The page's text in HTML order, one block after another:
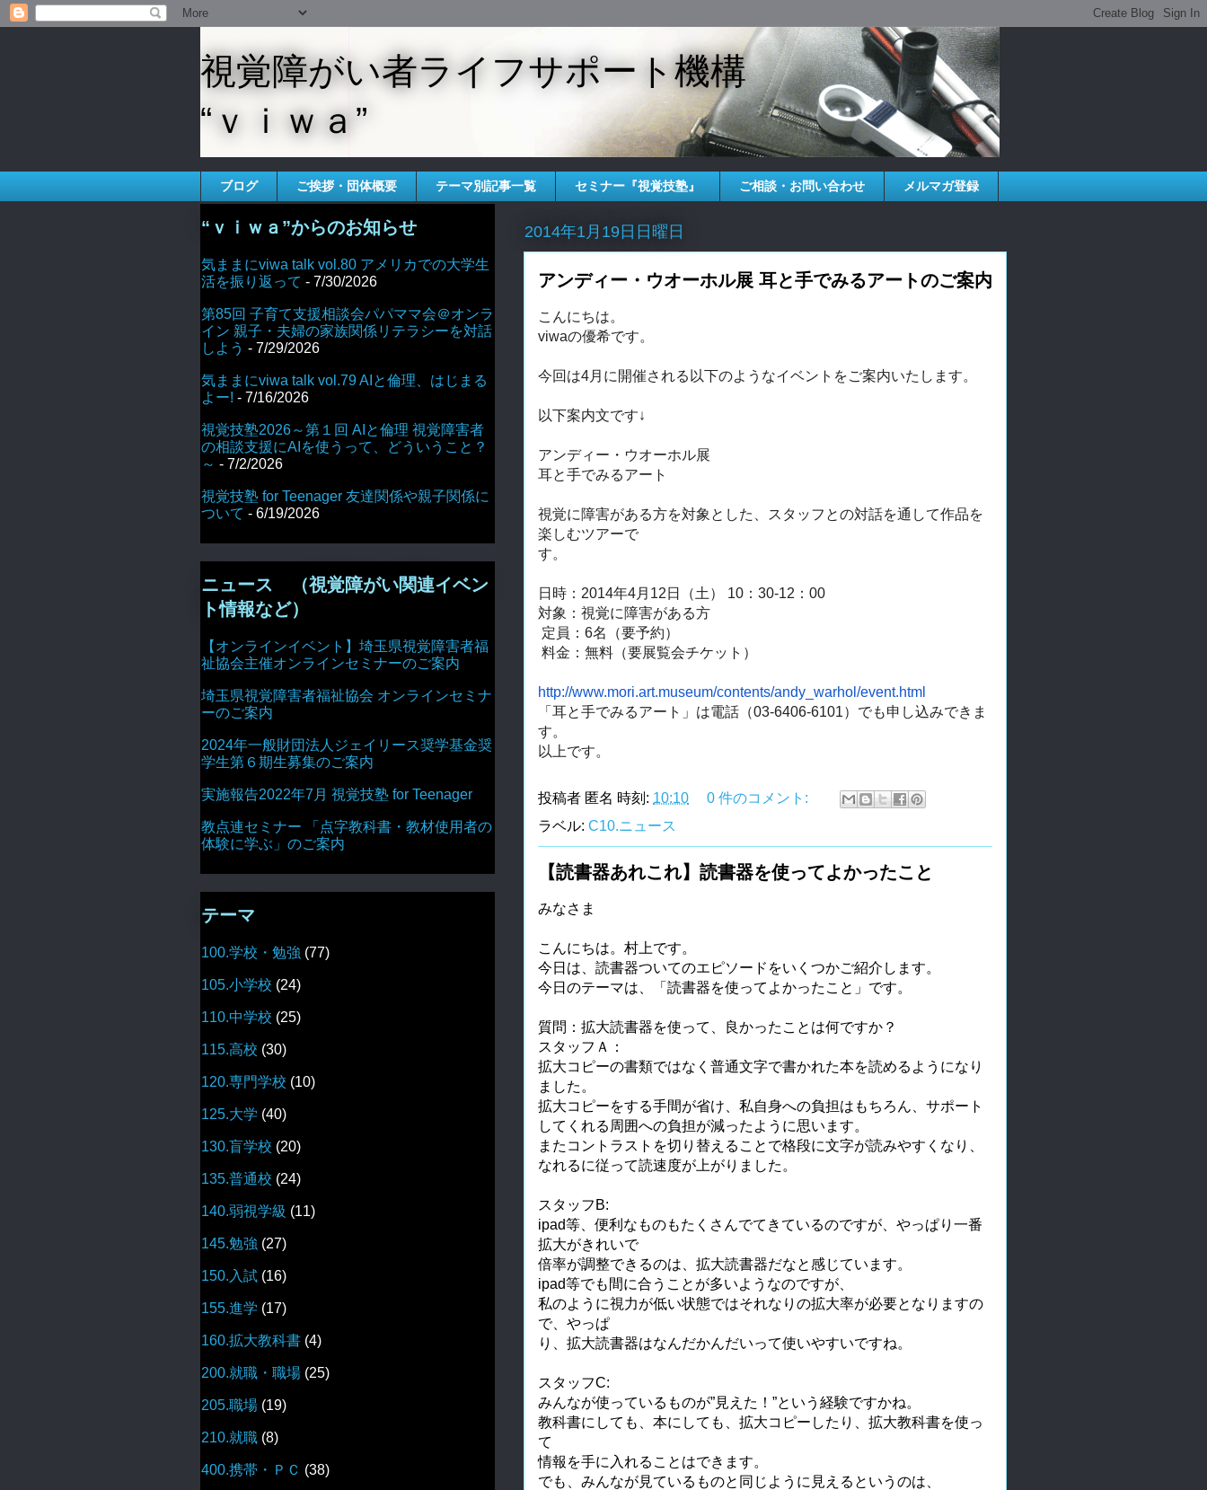
視覚障がい者ライフサポート機構
“ｖｉｗａ”
ブログ ご挨拶・団体概要 テーマ別記事一覧 セミナー『視覚技塾』 ご相談・お問い合わせ メルマガ登録
2014年1月19日日曜日
アンディー・ウオーホル展 耳と手でみるアートのご案内
こんにちは。
viwaの優希です。
今回は4月に開催される以下のようなイベントをご案内いたします。
以下案内文です↓
アンディー・ウオーホル展
耳と手でみるアート
視覚に障害がある方を対象とした、
スタッフとの対話を通して作品を
楽しむツアーで
す。
日時：2014年4月12日（土） 10：30-12：00
対象：視覚に障害がある方
定員：6名（要予約）
料金：無料（要展覧会チケット）
http://www.mori.art.museum/contents/andy_warhol/event.html
「耳と手でみるアート」は電話（03-6406-6101） でも申し込みできま
す。
以上です。
投稿者 匿名 時刻: 10:10
0 件のコメント:
ラベル: C10.ニュース
【読書器あれこれ】読書器を使ってよかったこと
みなさま
こんにちは。村上です。
今日は、読書器ついてのエピソードをいくつかご紹介します。
今日のテーマは、「読書器を使ってよかったこと」です。
質問：拡大読書器を使って、良かったことは何ですか？
スタッフＡ：
拡大コピーの書類ではなく普通文字で書かれた本を読めるようになり
ました。
拡大コピーをする手間が省け、私自身への負担はもちろん、サポート
してくれる周囲への負担が減ったように思います。
またコントラストを切り替えることで格段に文字が読みやすくなり、
なれるに従って読速度が上がりました。
スタッフB:
ipad等、便利なものもたくさんでてきているのですが、やっぱり一番
拡大がきれいで
倍率が調整できるのは、拡大読書器だなと感じています。
ipad等でも間に合うことが多いようなのですが、
私のように視力が低い状態ではそれなりの拡大率が必要となりますの
で、やっぱ
り、拡大読書器はなんだかんだいって使いやすいですね。
スタッフC:
みんなが使っているものが”見えた！”という経験ですかね。
教科書にしても、本にしても、拡大コピーしたり、拡大教科書を使っ
て
情報を手に入れることはできます。
でも、みんなが見ているものと同じように見えるというのは、
“ｖｉｗａ”からのお知らせ
気ままにviwa talk vol.80 アメリカでの大学生
活を振り返って - 7/30/2026
第85回 子育て支援相談会パパママ会＠オンラ
イン 親子・夫婦の家族関係リテラシーを対話
しよう - 7/29/2026
気ままにviwa talk vol.79 AIと倫理、はじまる
よー! - 7/16/2026
視覚技塾2026～第１回 AIと倫理 視覚障害者
の相談支援にAIを使うって、どういうこと？
～ - 7/2/2026
視覚技塾 for Teenager 友達関係や親子関係に
ついて - 6/19/2026
ニュース （視覚障がい関連イベン
ト情報など）
【オンラインイベント】埼玉県視覚障害者福
祉協会主催オンラインセミナーのご案内
埼玉県視覚障害者福祉協会 オンラインセミナ
ーのご案内
2024年一般財団法人ジェイリース奨学基金奨
学生第６期生募集のご案内
実施報告2022年7月 視覚技塾 for Teenager
教点連セミナー 「点字教科書・教材使用者の
体験に学ぶ」のご案内
テーマ
100.学校・勉強 (77)
105.小学校 (24)
110.中学校 (25)
115.高校 (30)
120.専門学校 (10)
125.大学 (40)
130.盲学校 (20)
135.普通校 (24)
140.弱視学級 (11)
145.勉強 (27)
150.入試 (16)
155.進学 (17)
160.拡大教科書 (4)
200.就職・職場 (25)
205.職場 (19)
210.就職 (8)
400.携帯・ＰＣ (38)